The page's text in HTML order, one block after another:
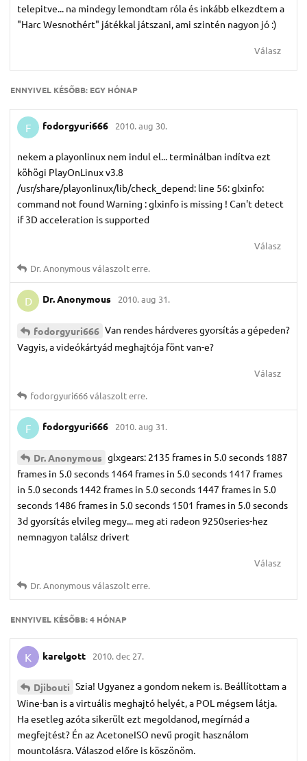
telepitve... na mindegy lemondtam róla és inkább elkezdtem a
"Harc Wesnothért" játékkal játszani, ami szintén nagyon jó :)
Válasz
ENNYIVEL KÉSŐBB: EGY HÓNAP
F fodorgyuri666 2010. aug 30.
nekem a playonlinux nem indul el... terminálban indítva ezt
köhögi PlayOnLinux v3.8
/usr/share/playonlinux/lib/check_depend: line 56: glxinfo:
command not found Warning : glxinfo is missing ! Can't detect
if 3D acceleration is supported
Válasz
Dr.​ Anonymousválaszolt erre.
D Dr.​ Anonymous 2010. aug 31.
fodorgyuri666 Van rendes hárdveres gyorsítás a gépeden?
Vagyis, a videókártyád meghajtója fönt van-e?
Válasz
fodorgyuri666válaszolt erre.
F fodorgyuri666 2010. aug 31.
Dr.​ Anonymous glxgears: 2135 frames in 5.0 seconds 1887
frames in 5.0 seconds 1464 frames in 5.0 seconds 1417 frames
in 5.0 seconds 1442 frames in 5.0 seconds 1447 frames in 5.0
seconds 1486 frames in 5.0 seconds 1501 frames in 5.0 seconds
3d gyorsítás elvileg megy... meg ati radeon 9250series-hez
nemnagyon találsz drivert
Válasz
Dr.​ Anonymousválaszolt erre.
ENNYIVEL KÉSŐBB:4 HÓNAP
K karelgott 2010. dec 27.
Djibouti Szia! Ugyanez a gondom nekem is. Beállítottam a
Wine-ban is a virtuális meghajtó helyét, a POL mégsem látja.
Ha esetleg azóta sikerült ezt megoldanod, megírnád a
megfejtést? Én az AcetoneISO nevű progit használom
mountolásra. Válaszod előre is köszönöm.